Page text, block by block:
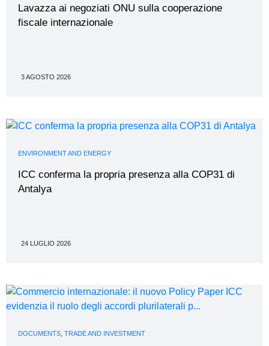
Lavazza ai negoziati ONU sulla cooperazione
fiscale internazionale
3 AGOSTO 2026
ENVIRONMENT AND ENERGY
ICC conferma la propria presenza alla COP31 di
Antalya
24 LUGLIO 2026
DOCUMENTS TRADE AND INVESTMENT